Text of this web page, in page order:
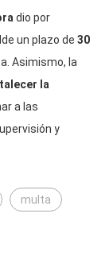
dio por
un plazo de 30
Asimismo, la
la
a las
y
multa